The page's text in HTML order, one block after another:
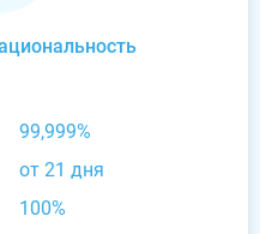
99,999%
от 21 дня
100%